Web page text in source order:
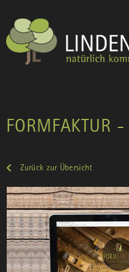
FORMFAKTUR -
Zurück zur Übersicht